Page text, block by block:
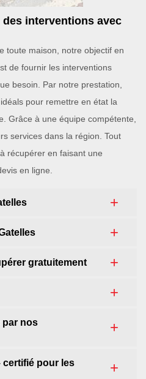
des interventions avec
toute maison, notre objectif en
de fournir les interventions
besoin. Par notre prestation,
pour remettre en état la
Grâce à une équipe compétente,
services dans la région. Tout
récupérer en faisant une
en ligne.
gratuitement
par nos
certifié pour les